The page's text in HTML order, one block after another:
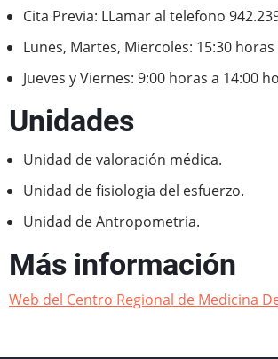
Cita Previa: LLamar al telefono
Lunes, Martes, Miercoles: 15:30
Jueves y Viernes: 9:00 horas a 14:00
Unidades
Unidad de valoración médica.
Unidad de fisiologia del esfuerzo.
Unidad de Antropometria.
Más información
Web del Centro Regional de Medicina